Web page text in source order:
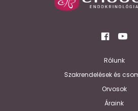
Rólunk
Szakrendelések és
Orvosok
Áraink